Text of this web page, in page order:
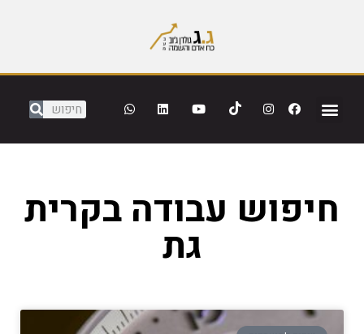
חיפוש עבודה בקרית
גת